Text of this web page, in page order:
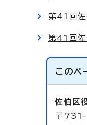
第41回佐
第41回佐
このペ
佐伯区
〒731-